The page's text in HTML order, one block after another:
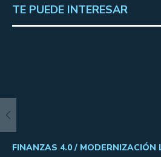
TE PUEDE INTERESAR
FINANZAS 4.0 / MODERNIZACIÓN